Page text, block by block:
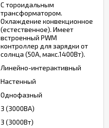
С тороидальным
трансформатором.
Охлаждение конвекционное
(естественное). Имеет
встроенный PWM
контроллер для зарядки от
солнца (50А, макс.1400Вт).
Линейно-интерактивный
Настенный
Однофазный
3 (3000ВА)
3 (3000Вт)